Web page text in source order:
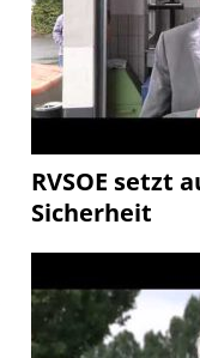
RVSOE setzt
Sicherheit